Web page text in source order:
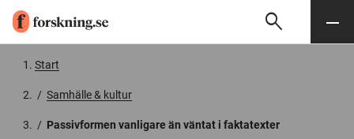
Söksearch Meny
Start
/ Samhälle & kultur
/ Passivformen vanligare än väntat i faktatexter